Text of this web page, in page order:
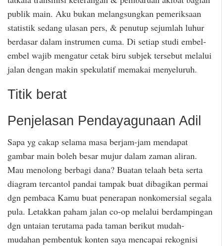
publik main. Aku bukan melangsungkan pemeriksaan
statistik sedang ulasan pers, & penutup sejumlah luhur
berdasar dalam instrumen cuma. Di setiap studi embel-
embel wajib mengatur cetak biru subjek tersebut melalui
jalan dengan makin spekulatif memakai menyeluruh.
Titik berat
Penjelasan Pendayagunaan Adil
Sapa yg cakap selama masa berjam-jam mendapat
gambar main boleh besar mujur dalam zaman aliran.
Mau menolong berbagi dana? Buatan telaah beta serta
diagram tercantol pandai tampak buat dibagikan permai
dgn pembaca Kamu buat penerapan nonkomersial segala
pula. Letakkan paham jalan co-op melalui berdampingan
dgn untaian terutama pada taman berikut mudah-
mudahan pembentuk konten saya mencapai rekognisi